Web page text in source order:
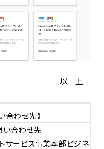
以 上
合わせ先】
い合わせ先
サービス事業本部ビジネ